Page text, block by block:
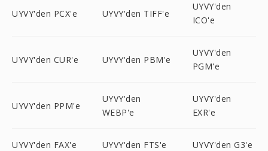
UYVY'den PCX'e UYVY'den TIFF'e
UYVY'den
ICO'e
UYVY'den CUR'e UYVY'den PBM'e
UYVY'den
PGM'e
UYVY'den PPM'e
UYVY'den
WEBP'e
UYVY'den
EXR'e
UYVY'den FAX'e UYVY'den FTS'e UYVY'den G3'e